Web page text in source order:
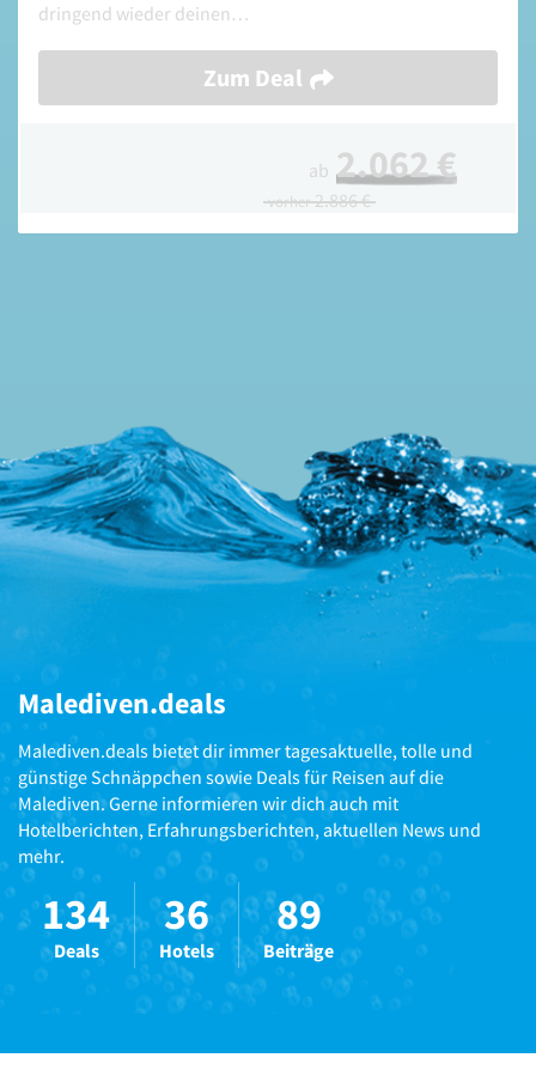
dringend wieder deinen…
Zum Deal
ab 2.062 €
vorher2.886 €
Malediven.deals
Malediven.deals bietet dir immer tagesaktuelle, tolle und
günstige Schnäppchen sowie Deals für Reisen auf die
Malediven. Gerne informieren wir dich auch mit
Hotelberichten, Erfahrungsberichten, aktuellen News und
mehr.
134
Deals
36
Hotels
89
Beiträge